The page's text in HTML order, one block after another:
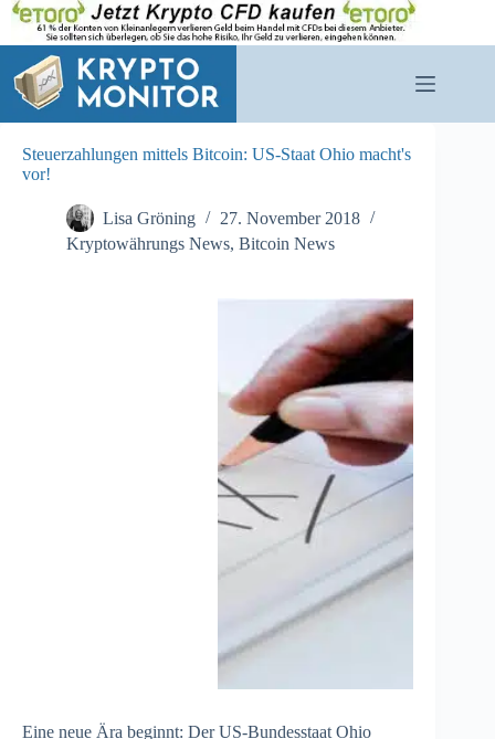
Zum
Inhalt
springen
Steuerzahlungen mittels Bitcoin: US-Staat Ohio macht's
vor!
Lisa Gröning
27. November 2018
Kryptowährungs News, Bitcoin News
Eine neue Ära beginnt: Der US-Bundesstaat Ohio